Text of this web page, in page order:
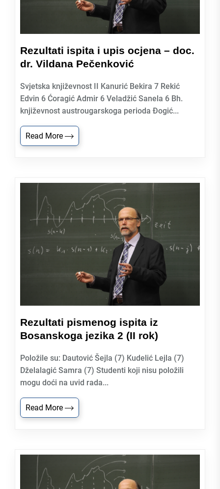
Rezultati ispita i upis ocjena – doc.
dr. Vildana Pečenković
Svjetska književnost II Kanurić Bekira 7 Rekić
Edvin 6 Ćoragić Admir 6 Veladžić Sanela 6 Bh.
književnost austrougarskoga perioda Đogić...
Read More
Rezultati pismenog ispita iz
Bosanskoga jezika 2 (II rok)
Položile su: Dautović Šejla (7) Kudelić Lejla (7)
Dželalagić Samra (7) Studenti koji nisu položili
mogu doći na uvid rada...
Read More